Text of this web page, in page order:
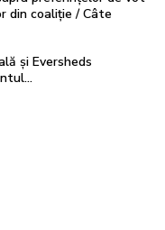
din coaliție / Câte
și Eversheds